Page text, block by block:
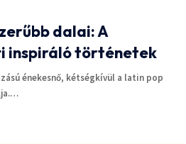
dalai: A
inspiráló történetek
énekesnő, kétségkívül a latin pop